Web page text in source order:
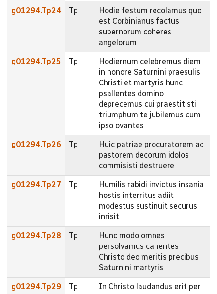
g01294.Tp24 Tp
Hodie festum recolamus quo
est Corbinianus factus
supernorum coheres
angelorum
g01294.Tp25 Tp
Hodiernum celebremus diem
in honore Saturnini praesulis
Christi et martyris hunc
psallentes domino
deprecemus cui praestitisti
triumphum te jubilemus cum
ipso ovantes
g01294.Tp26 Tp
Huic patriae procuratorem ac
pastorem decorum idolos
commisisti destruere
g01294.Tp27 Tp
Humilis rabidi invictus insania
hostis interritus adiit
modestus sustinuit securus
inrisit
g01294.Tp28 Tp
Hunc modo omnes
persolvamus canentes
Christo deo meritis precibus
Saturnini martyris
g01294.Tp29 Tp
In Christo laudandus erit per